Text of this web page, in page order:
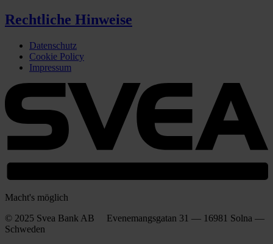
Rechtliche Hinweise
Datenschutz
Cookie Policy
Impressum
Macht's möglich
© 2025 Svea Bank AB Evenemangsgatan 31 — 16981 Solna —
Schweden